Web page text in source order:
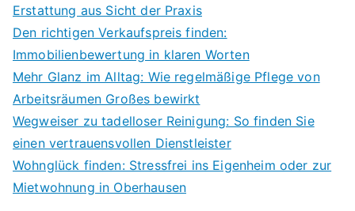
Erstattung aus Sicht der Praxis
Den richtigen Verkaufspreis finden:
Immobilienbewertung in klaren Worten
Mehr Glanz im Alltag: Wie regelmäßige Pflege von
Arbeitsräumen Großes bewirkt
Wegweiser zu tadelloser Reinigung: So finden Sie
einen vertrauensvollen Dienstleister
Wohnglück finden: Stressfrei ins Eigenheim oder zur
Mietwohnung in Oberhausen